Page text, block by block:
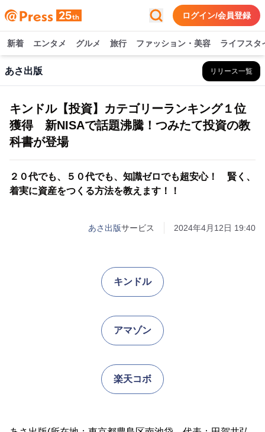
ログイン/会員登録
新着 エンタメ グルメ 旅行 ファッション・美容 ライフスタ
あさ出版 リリース一覧
キンドル【投資】カテゴリーランキング１位
獲得 新NISAで話題沸騰！つみたて投資の教
科書が登場
２０代でも、５０代でも、知識ゼロでも超安心！ 賢く、
着実に資産をつくる方法を教えます！！
あさ出版サービス 2024年4月12日 19:40
キンドル
アマゾン
楽天コボ